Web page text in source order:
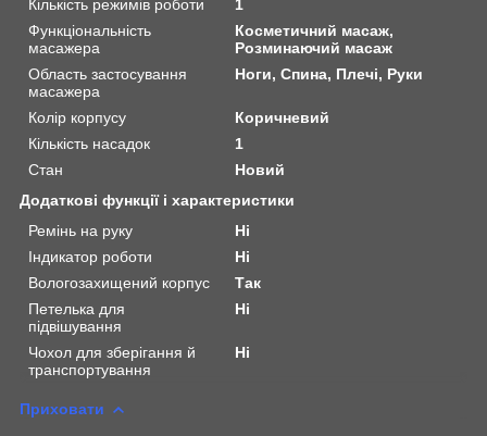
Кількість режимів роботи
1
Функціональність
масажера
Косметичний масаж,
Розминаючий масаж
Область застосування
масажера
Ноги, Спина, Плечі, Руки
Колір корпусу
Коричневий
Кількість насадок
1
Стан
Новий
Додаткові функції і характеристики
Ремінь на руку
Ні
Індикатор роботи
Ні
Вологозахищений корпус
Так
Петелька для
підвішування
Ні
Чохол для зберігання й
транспортування
Ні
Приховати